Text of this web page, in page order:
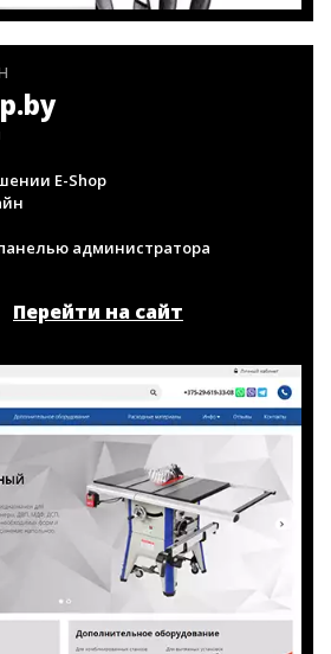
E-Shop
администратора
Перейти на сайт